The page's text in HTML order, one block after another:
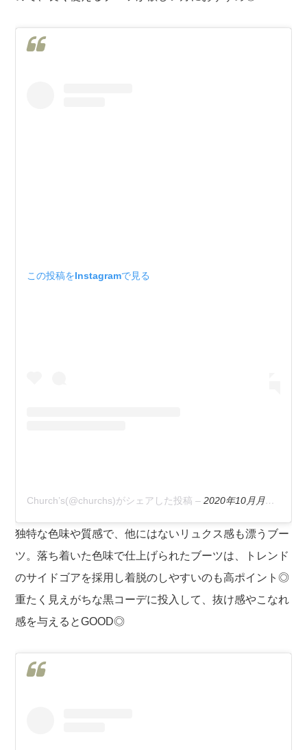
この投稿をInstagramで見る
Church’s(@churchs)がシェアした投稿 –2020年10月月8日午前11時24分PDT
独特な色味や質感で、他にはないリュクス感も漂うブー
ツ。落ち着いた色味で仕上げられたブーツは、トレンド
のサイドゴアを採用し着脱のしやすいのも高ポイント◎
重たく見えがちな黒コーデに投入して、抜け感やこなれ
感を与えるとGOOD◎